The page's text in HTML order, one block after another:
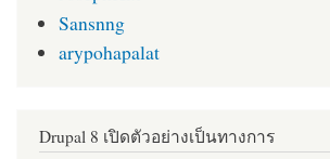
Sansnng
arypohapalat
Drupal 8 เปิดตัวอย่างเป็นทางการ